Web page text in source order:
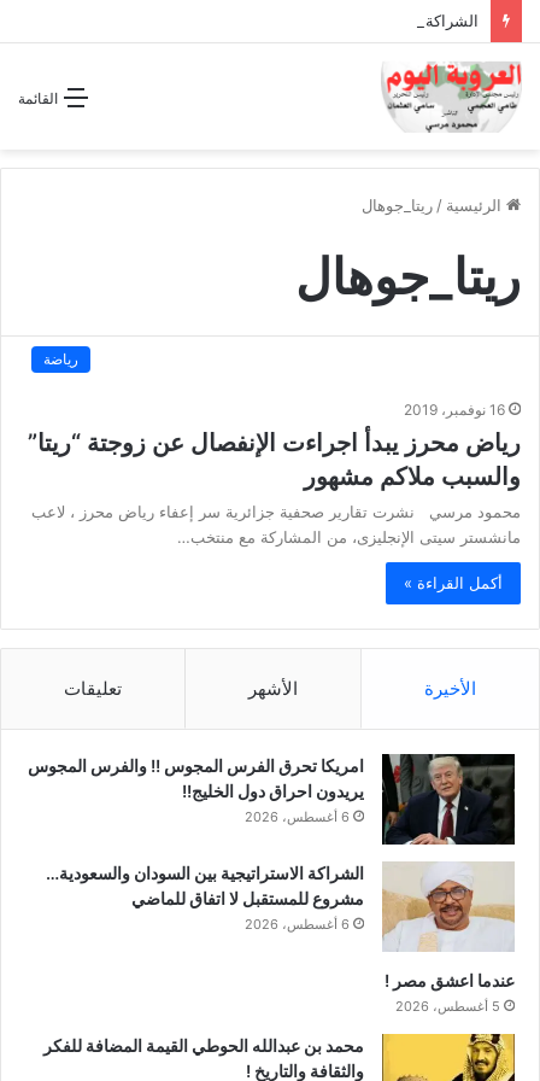
القائمة
الرئيسية / ريتا_جوهال
ريتا_جوهال
رياضة
16 نوفمبر، 2019
رياض محرز يبدأ اجراءت الإنفصال عن زوجتة “ريتا”
والسبب ملاكم مشهور
محمود مرسي نشرت تقارير صحفية جزائرية سر إعفاء رياض محرز ، لاعب
مانشستر سيتى الإنجليزى، من المشاركة مع منتخب…
أكمل القراءة »
الأخيرة الأشهر تعليقات
امريكا تحرق الفرس المجوس !! والفرس المجوس
يريدون احراق دول الخليج!!
6 أغسطس، 2026
الشراكة الاستراتيجية بين السودان والسعودية…
مشروع للمستقبل لا اتفاق للماضي
6 أغسطس، 2026
عندما اعشق مصر !
5 أغسطس، 2026
محمد بن عبدالله الحوطي القيمة المضافة للفكر
والثقافة والتاريخ !